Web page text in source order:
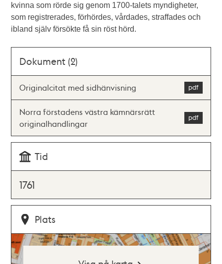
kvinna som rörde sig genom 1700-talets myndigheter,
som registrerades, förhördes, vårdades, straffades och
ibland själv försökte få sin röst hörd.
Dokument (2)
Originalcitat med sidhänvisning
Norra förstadens västra kämnärsrätt
originalhandlingar
Tid
1761
Plats